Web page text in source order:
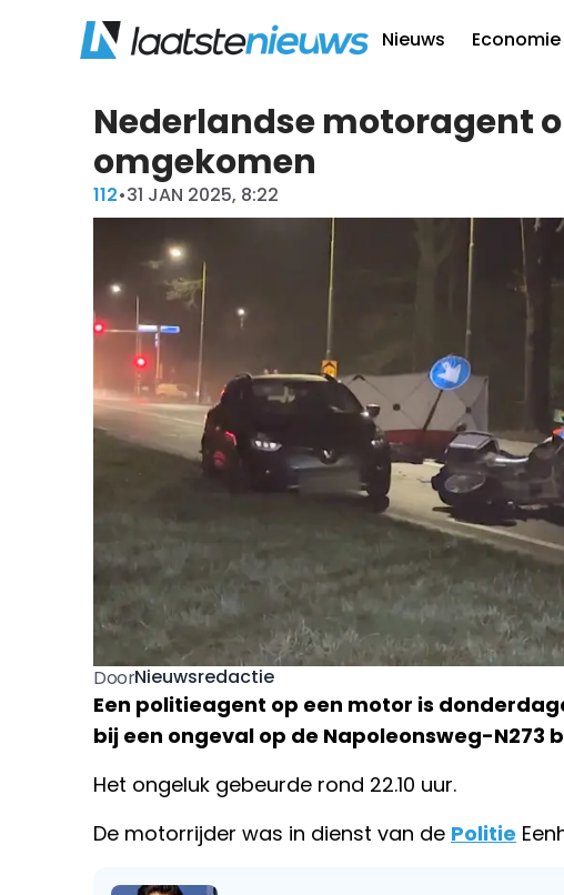
Nieuws Economie
Nederlandse motoragent
omgekomen
112•31 JAN 2025, 8:22
DoorNieuwsredactie
Een politieagent op een motor is
bij een ongeval op de Napoleonsweg-N273
Het ongeluk gebeurde rond 22.10 uur.
De motorrijder was in dienst van de Politie